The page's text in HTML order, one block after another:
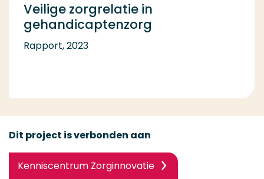
Veilige zorgrelatie in
gehandicaptenzorg
Rapport, 2023
Dit project is verbonden aan
Kenniscentrum Zorginnovatie